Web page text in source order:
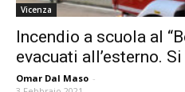
Vicenza
Incendio a scuola al
evacuati all’esterno.
Omar Dal Maso -